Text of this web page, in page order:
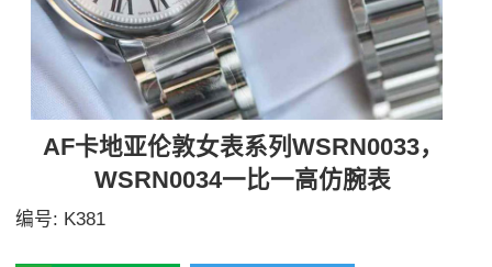
AF卡地亚伦敦女表系列WSRN0033，
WSRN0034一比一高仿腕表
编号: K381